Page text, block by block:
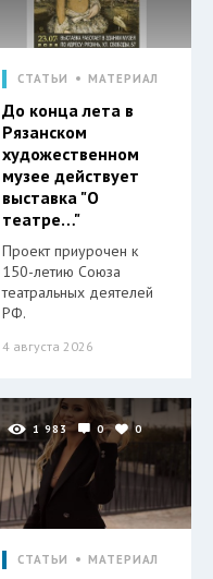
СТАТЬИ МАТЕРИАЛ
До конца лета в
Рязанском
художественном
музее действует
выставка "О
театре…"
Проект приурочен к
150-летию Союза
театральных деятелей
РФ.
4 августа 2026
1 983 0 0
СТАТЬИ МАТЕРИАЛ